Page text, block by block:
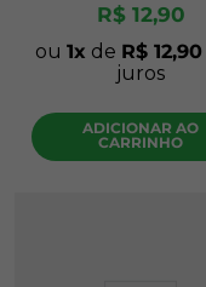
R$ 12,90
ou 1 de R$ 12,90
juros
ADICIONAR AO
CARRINHO